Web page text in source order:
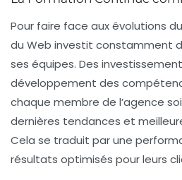
Pour faire face aux évolutions
du Web investit constamment
ses équipes. Des
développement des
chaque membre de l’agence
dernières tendances et
Cela se traduit par une
résultats optimisés pour leurs